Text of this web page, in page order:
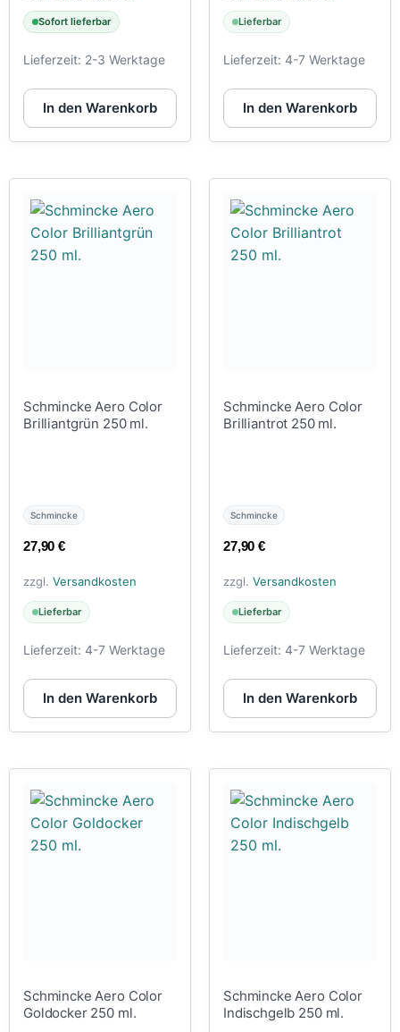
Sofort lieferbar
Lieferzeit: 2-3 Werktage
In den Warenkorb
Lieferbar
Lieferzeit: 4-7 Werktage
In den Warenkorb
Schmincke Aero Color
Brilliantgrün 250 ml.
Schmincke
27,90€
zzgl. Versandkosten
Lieferbar
Lieferzeit: 4-7 Werktage
In den Warenkorb
Schmincke Aero Color
Brilliantrot 250 ml.
Schmincke
27,90€
zzgl. Versandkosten
Lieferbar
Lieferzeit: 4-7 Werktage
In den Warenkorb
Schmincke Aero Color
Goldocker 250 ml.
Schmincke Aero Color
Indischgelb 250 ml.